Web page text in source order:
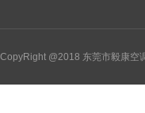
CopyRight @2018 东莞市毅康空